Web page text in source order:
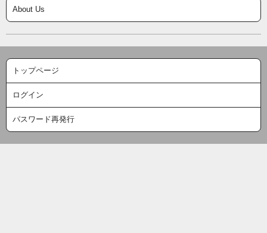
About Us
トップページ
ログイン
パスワード再発行